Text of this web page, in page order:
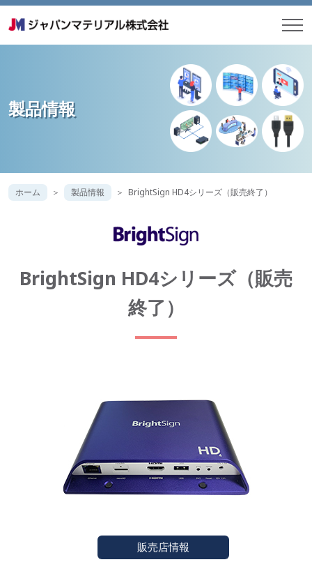
製品情報
ホーム 製品情報 BrightSign HD4シリーズ（販売終了）
BrightSign HD4シリーズ（販売
終了）
販売店情報